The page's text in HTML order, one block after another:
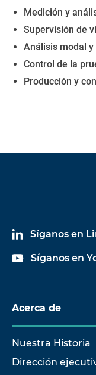
Medición y
Supervisión de
Análisis modal
Control de la
Producción y
Síganos en
Síganos en
Acerca de
Nuestra Historia
Dirección